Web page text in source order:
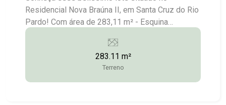
Residencial Nova Braúna II, em Santa Cruz do Rio
Pardo! Com área de 283,11 m² - Esquina
Consulte-nos para maiores informações: (14)
3372-2528 / (14) 99743-9789
283.11 m²
Terreno